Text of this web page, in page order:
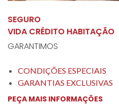
SEGURO
VIDA CRÉDITO HABITAÇÃO
GARANTIMOS
CONDIÇÕES ESPECIAIS
GARANTIAS EXCLUSIVAS
PEÇA MAIS INFORMAÇÕES